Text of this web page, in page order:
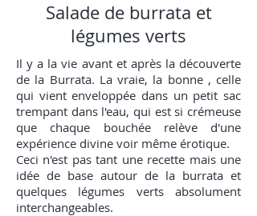
Salade de burrata et
légumes verts
Il y a la vie avant et après la découverte
de la Burrata. La vraie, la bonne , celle
qui vient enveloppée dans un petit sac
trempant dans l'eau, qui est si crémeuse
que chaque bouchée relève d'une
expérience divine voir même érotique.
Ceci n'est pas tant une recette mais une
idée de base autour de la burrata et
quelques légumes verts absolument
interchangeables.